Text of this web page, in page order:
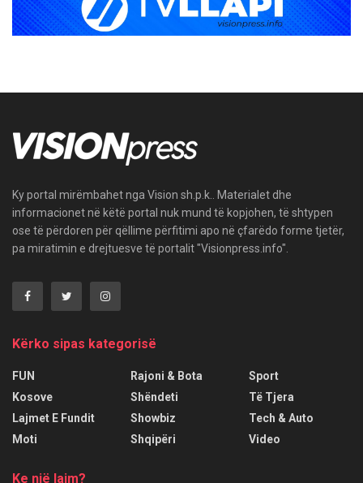
Ky portal mirëmbahet nga Vision sh.p.k.. Materialet dhe
informacionet në këtë portal nuk mund të kopjohen, të shtypen
ose të përdoren për qëllime përfitimi apo në çfarëdo forme tjetër,
pa miratimin e drejtuesve të portalit "Visionpress.info".
Kërko sipas kategorisë
FUN
Kosove
Lajmet E Fundit
Moti
Rajoni & Bota
Shëndeti
Showbiz
Shqipëri
Sport
Të Tjera
Tech & Auto
Video
Ke një lajm?